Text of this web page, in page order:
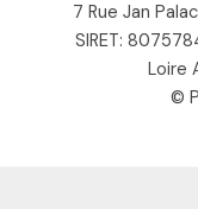
7 Rue Jan
SIRET:
Loire
©